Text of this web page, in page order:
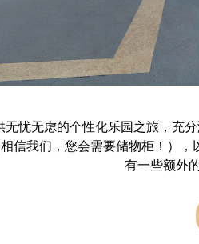
忧无虑的个性化乐园之旅，充
信我们，您会需要储物柜！）
有一些额外